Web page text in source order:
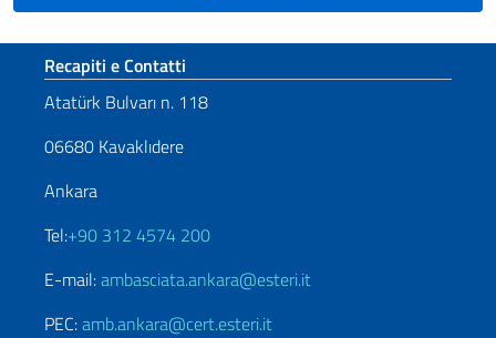
Sezione footer
Recapiti e Contatti
Atatürk Bulvarı n. 118
06680 Kavaklıdere
Ankara
Tel:+90 312 4574 200
E-mail:ambasciata.ankara@esteri.it
PEC:amb.ankara@cert.esteri.it